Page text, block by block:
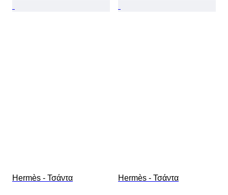
Hermès - Τσάντα Hermès - Τσάντα